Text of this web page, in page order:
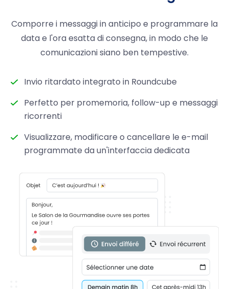
Comporre i messaggi in anticipo e programmare la
data e l'ora esatta di consegna, in modo che le
comunicazioni siano ben tempestive.
Invio ritardato integrato in Roundcube
Perfetto per promemoria, follow-up e messaggi
ricorrenti
Visualizzare, modificare o cancellare le e-mail
programmate da un'interfaccia dedicata